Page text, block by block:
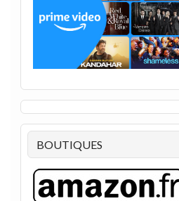
BOUTIQUES